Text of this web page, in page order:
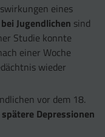
eines
Jugendlichen sind
Studie konnte
einer Woche
wieder
vor dem 18.
Depressionen